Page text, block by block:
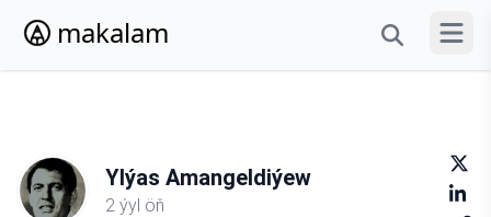
makalam
Ylýas Amangeldiýew
2 ýyl öň